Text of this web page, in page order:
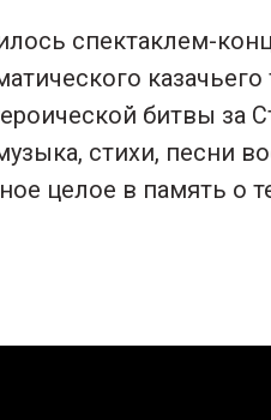
спектаклем-
казачьего
битвы за
стихи, песни
целое в память о